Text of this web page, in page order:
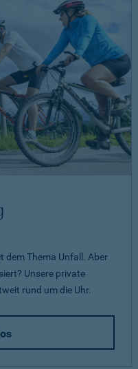
dem Thema Unfall. Aber
Unsere private
rund um die Uhr.